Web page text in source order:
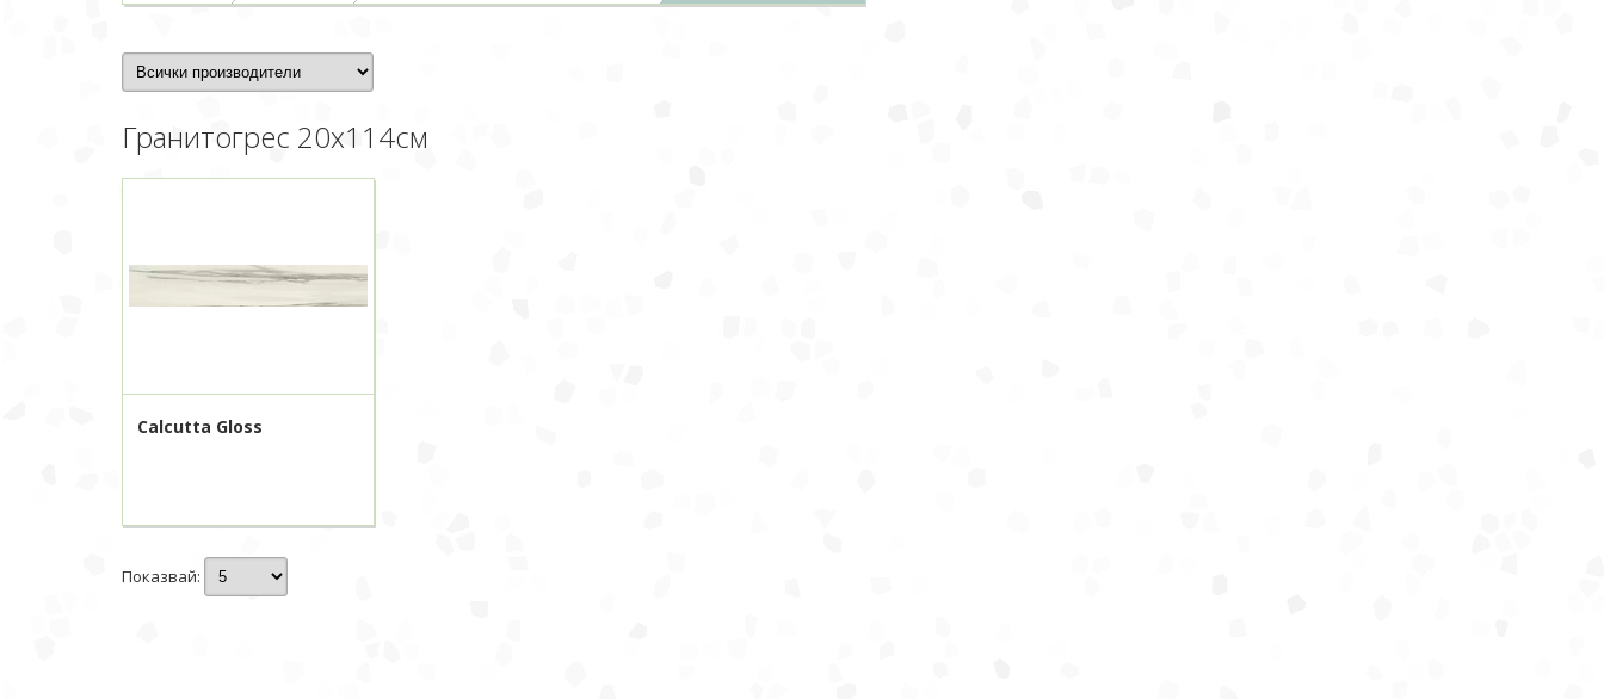
Гранитогрес 20x114см
Calcutta Gloss
Показвай: